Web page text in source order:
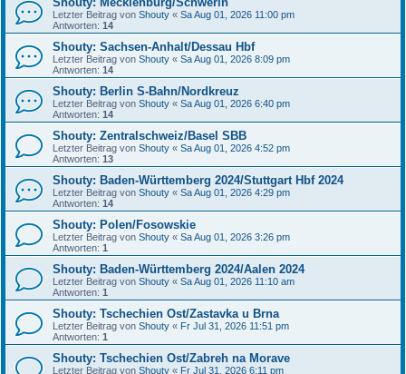
Letzter Beitrag von Shouty « Sa Aug 01, 2026 11:00 pm
Antworten: 14
Shouty: Sachsen-Anhalt/Dessau Hbf
Letzter Beitrag von Shouty « Sa Aug 01, 2026 8:09 pm
Antworten: 14
Shouty: Berlin S-Bahn/Nordkreuz
Letzter Beitrag von Shouty « Sa Aug 01, 2026 6:40 pm
Antworten: 14
Shouty: Zentralschweiz/Basel SBB
Letzter Beitrag von Shouty « Sa Aug 01, 2026 4:52 pm
Antworten: 13
Shouty: Baden-Württemberg 2024/Stuttgart Hbf 2024
Letzter Beitrag von Shouty « Sa Aug 01, 2026 4:29 pm
Antworten: 14
Shouty: Polen/Fosowskie
Letzter Beitrag von Shouty « Sa Aug 01, 2026 3:26 pm
Antworten: 1
Shouty: Baden-Württemberg 2024/Aalen 2024
Letzter Beitrag von Shouty « Sa Aug 01, 2026 11:10 am
Antworten: 1
Shouty: Tschechien Ost/Zastavka u Brna
Letzter Beitrag von Shouty « Fr Jul 31, 2026 11:51 pm
Antworten: 1
Shouty: Tschechien Ost/Zabreh na Morave
Letzter Beitrag von Shouty « Fr Jul 31, 2026 6:11 pm